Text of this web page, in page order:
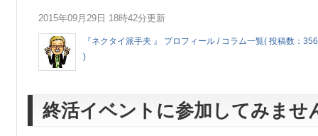
2015年09月29日 18時42分更新
『ネクタイ派手夫 』 プロフィール / コラム一覧( 投稿数：356
)
終活イベントに参加してみませ